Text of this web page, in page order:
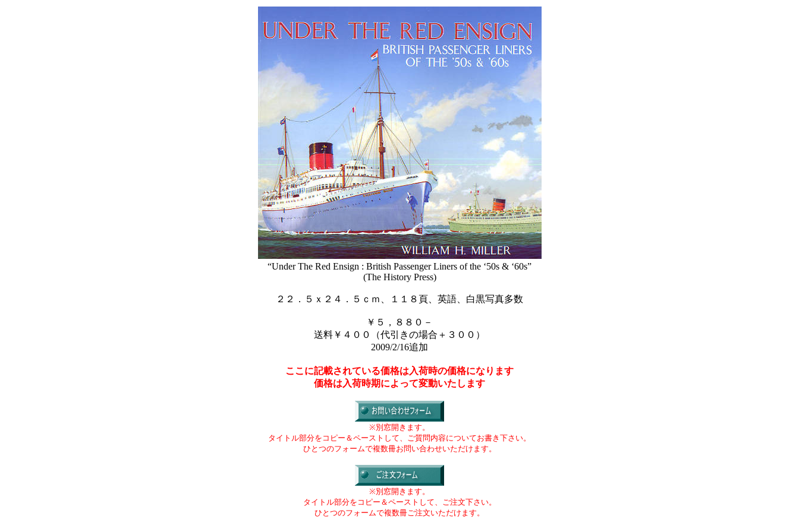
“Under The Red Ensign : British Passenger Liners of the ‘50s & ‘60s”
(The History Press)
２２．５ｘ２４．５ｃｍ、１１８頁、英語、白黒写真多数
￥５，８８０－
送料￥４００（代引きの場合＋３００）
2009/2/16追加
ここに記載されている価格は入荷時の価格になります
価格は入荷時期によって変動いたします
※別窓開きます。
タイトル部分をコピー＆ペーストして、ご質問内容についてお書き下さい。
ひとつのフォームで複数冊お問い合わせいただけます。
※別窓開きます。
タイトル部分をコピー＆ペーストして、ご注文下さい。
ひとつのフォームで複数冊ご注文いただけます。